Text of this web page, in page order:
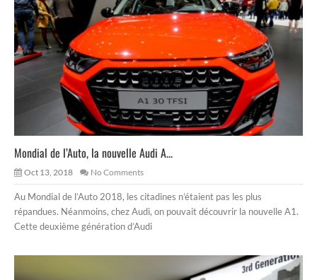
Mondial de l’Auto, la nouvelle Audi A...
Oct 13, 2018 No Comments
Au Mondial de l’Auto 2018, les citadines n’étaient pas les plus
répandues. Néanmoins, chez Audi, on pouvait découvrir la nouvelle A1.
Cette deuxième génération d’Audi